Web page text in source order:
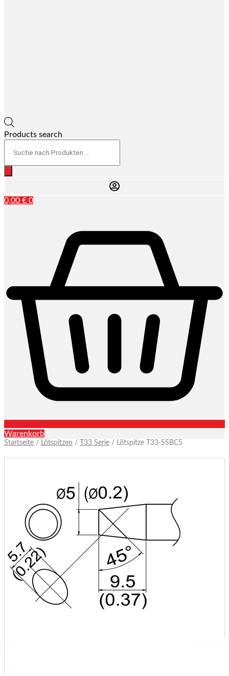
Products search
0,00 € 0
Warenkorb
Startseite / Lötspitzen / T33 Serie / Lötspitze T33-SSBC5